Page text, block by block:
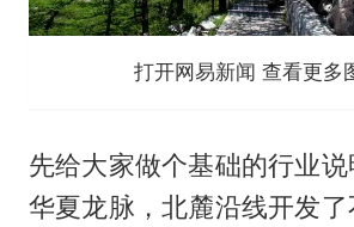
打开网易新闻 查看更多
先给大家做个基础的行业
华夏龙脉，北麓沿线开发